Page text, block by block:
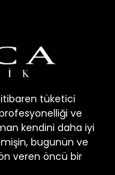
itibaren tüketici
ve
kendini daha iyi
bugunün ve
veren öncü bir